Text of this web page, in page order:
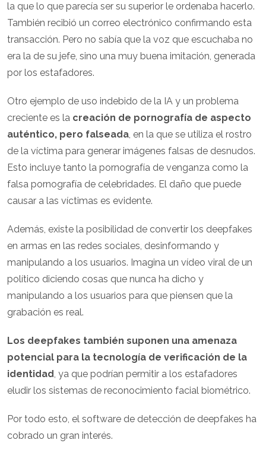
la que lo que parecía ser su superior le ordenaba hacerlo.
También recibió un correo electrónico confirmando esta
transacción. Pero no sabía que la voz que escuchaba no
era la de su jefe, sino una muy buena imitación, generada
por los estafadores.
Otro ejemplo de uso indebido de la IA y un problema
creciente es la creación de pornografía de aspecto
auténtico, pero falseada, en la que se utiliza el rostro
de la víctima para generar imágenes falsas de desnudos.
Esto incluye tanto la pornografía de venganza como la
falsa pornografía de celebridades. El daño que puede
causar a las víctimas es evidente.
Además, existe la posibilidad de convertir los deepfakes
en armas en las redes sociales, desinformando y
manipulando a los usuarios. Imagina un vídeo viral de un
político diciendo cosas que nunca ha dicho y
manipulando a los usuarios para que piensen que la
grabación es real.
Los deepfakes también suponen una amenaza
potencial para la tecnología de verificación de la
identidad, ya que podrían permitir a los estafadores
eludir los sistemas de reconocimiento facial biométrico.
Por todo esto, el software de detección de deepfakes ha
cobrado un gran interés.